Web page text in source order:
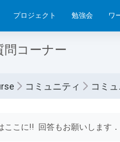
プロジェクト 勉強会 ワ
問コーナー
コミュニティ コミ
ここに!! 回答もお願いします．